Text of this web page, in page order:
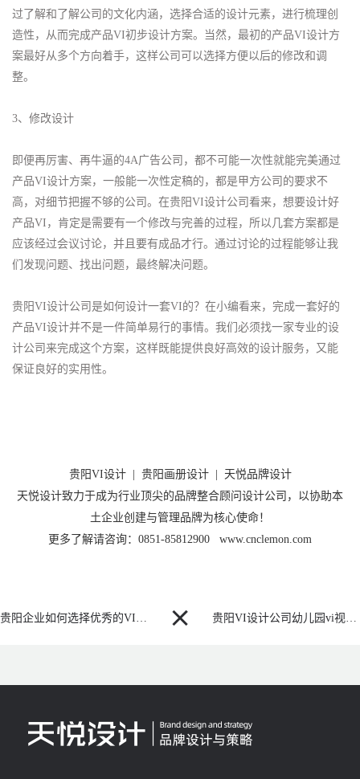
过了解和了解公司的文化内涵，选择合适的设计元素，进行梳理创
造性，从而完成产品VI初步设计方案。当然，最初的产品VI设计方
案最好从多个方向着手，这样公司可以选择方便以后的修改和调
整。
3、修改设计
即便再厉害、再牛逼的4A广告公司，都不可能一次性就能完美通过
产品VI设计方案，一般能一次性定稿的，都是甲方公司的要求不
高，对细节把握不够的公司。在贵阳VI设计公司看来，想要设计好
产品VI，肯定是需要有一个修改与完善的过程，所以几套方案都是
应该经过会议讨论，并且要有成品才行。通过讨论的过程能够让我
们发现问题、找出问题，最终解决问题。
贵阳VI设计公司是如何设计一套VI的？在小编看来，完成一套好的
产品VI设计并不是一件简单易行的事情。我们必须找一家专业的设
计公司来完成这个方案，这样既能提供良好高效的设计服务，又能
保证良好的实用性。
贵阳VI设计 贵阳画册设计
天悦品牌设计
天悦设计致力于成为行业顶尖的品牌整合顾问设计公司，以协助本
土企业创建与管理品牌为核心使命！
更多了解请咨询：0851-85812900 www.cnclemon.com
